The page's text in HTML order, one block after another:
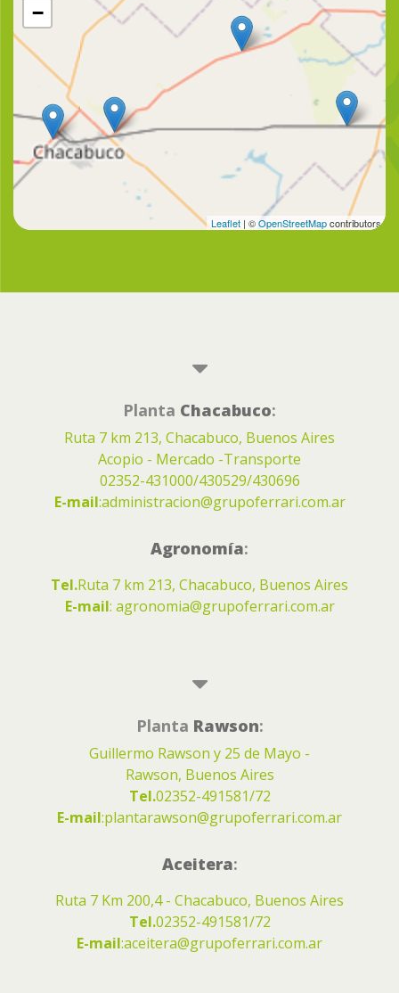
−
Leaflet | ©OpenStreetMapcontributors
Planta Chacabuco:
Ruta 7 km 213, Chacabuco, Buenos Aires
Acopio - Mercado -Transporte
02352-431000/430529/430696
E-mail:administracion@grupoferrari.com.ar
Agronomía:
Tel.Ruta 7 km 213, Chacabuco, Buenos Aires
E-mail: agronomia@grupoferrari.com.ar
Planta Rawson:
Guillermo Rawson y 25 de Mayo -
Rawson, Buenos Aires
Tel.02352-491581/72
E-mail:plantarawson@grupoferrari.com.ar
Aceitera:
Ruta 7 Km 200,4 - Chacabuco, Buenos Aires
Tel.02352-491581/72
E-mail:aceitera@grupoferrari.com.ar